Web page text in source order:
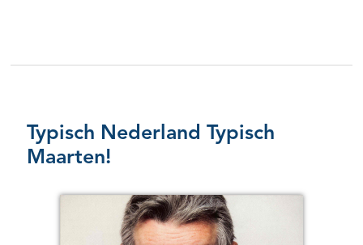
Typisch Nederland Typisch
Maarten!